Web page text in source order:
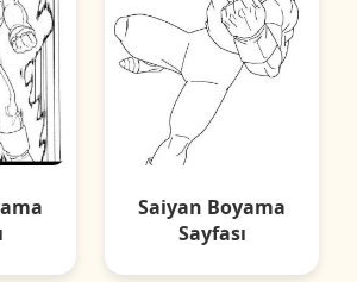
Saiyan Boyama
Sayfası